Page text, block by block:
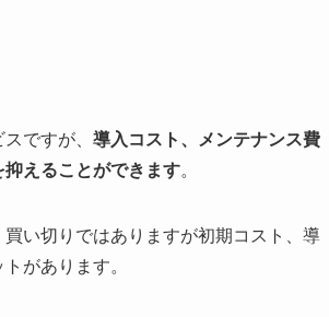
ですが、 導入コスト、メンテナンス費
えることができます。
い切りではありますが初期コスト、導
があります。